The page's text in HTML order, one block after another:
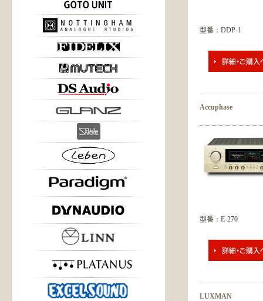
型番：DDP-1
Accuphase
型番：E-270
LUXMAN